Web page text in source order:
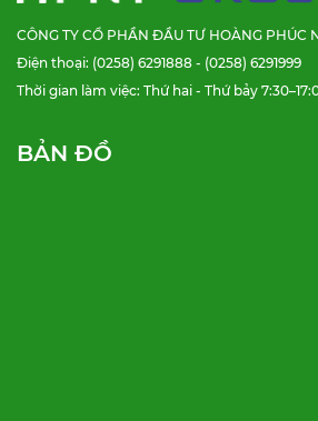
CÔNG TY CỔ PHẦN ĐẦU TƯ HOÀNG PHÚC
Điện thoại: (0258) 6291888 - (0258) 6291999
Thời gian làm việc: Thứ hai - Thứ bảy
BẢN ĐỒ